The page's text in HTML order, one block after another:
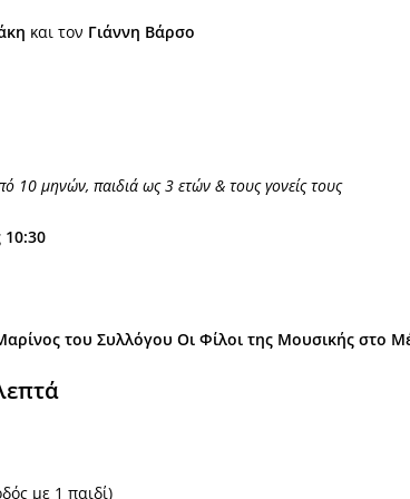
και τον Γιάννη Βάρσο
10 μηνών, παιδιά ως 3 ετών & τους γονείς τους
10:30
του Συλλόγου Οι Φίλοι της Μουσικής στο
με 1 παιδί)